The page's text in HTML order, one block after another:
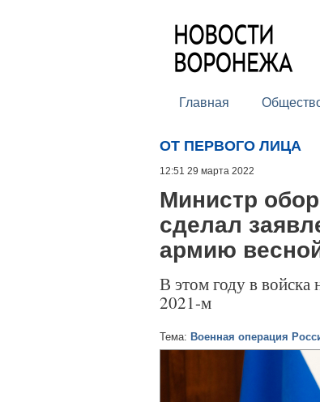
Главная
ОТ ПЕРВОГО ЛИЦА
12:51 29 марта 2022
Министр
сделал
армию
В этом году в
2021-м
Тема: Военная операция